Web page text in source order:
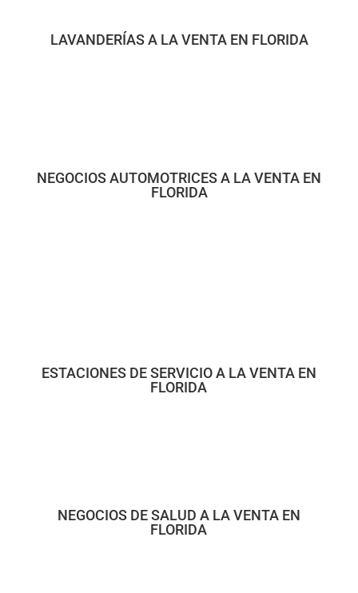
LAVANDERÍAS A LA VENTA EN FLORIDA
NEGOCIOS AUTOMOTRICES A LA VENTA EN
FLORIDA
ESTACIONES DE SERVICIO A LA VENTA EN
FLORIDA
NEGOCIOS DE SALUD A LA VENTA EN
FLORIDA